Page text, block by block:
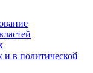
и в политической